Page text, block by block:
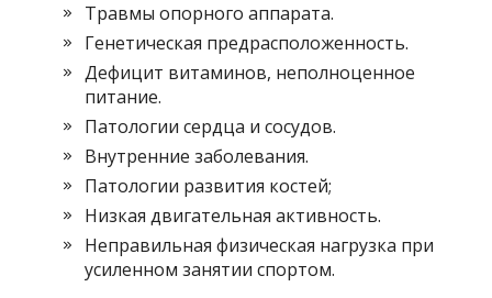
Травмы опорного аппарата.
Генетическая предрасположенность.
Дефицит витаминов, неполноценное
питание.
Патологии сердца и сосудов.
Внутренние заболевания.
Патологии развития костей;
Низкая двигательная активность.
Неправильная физическая нагрузка при
усиленном занятии спортом.